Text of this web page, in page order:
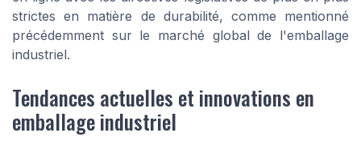
strictes en matière de durabilité, comme mentionné
précédemment sur le marché global de l'emballage
industriel.
Tendances actuelles et innovations en
emballage industriel